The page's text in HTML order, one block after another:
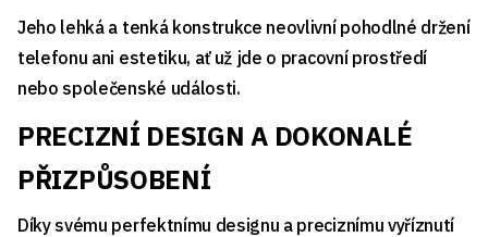
Jeho lehká a tenká konstrukce neovlivní pohodlné držení
telefonu ani estetiku, ať už jde o pracovní prostředí
nebo společenské události.
PRECIZNÍ DESIGN A DOKONALÉ
PŘIZPŮSOBENÍ
Díky svému perfektnímu designu a preciznímu vyříznutí